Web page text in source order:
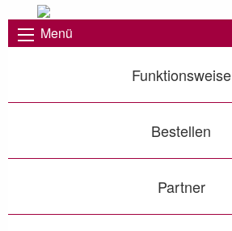
Menü
Funktionsweise
Bestellen
Partner